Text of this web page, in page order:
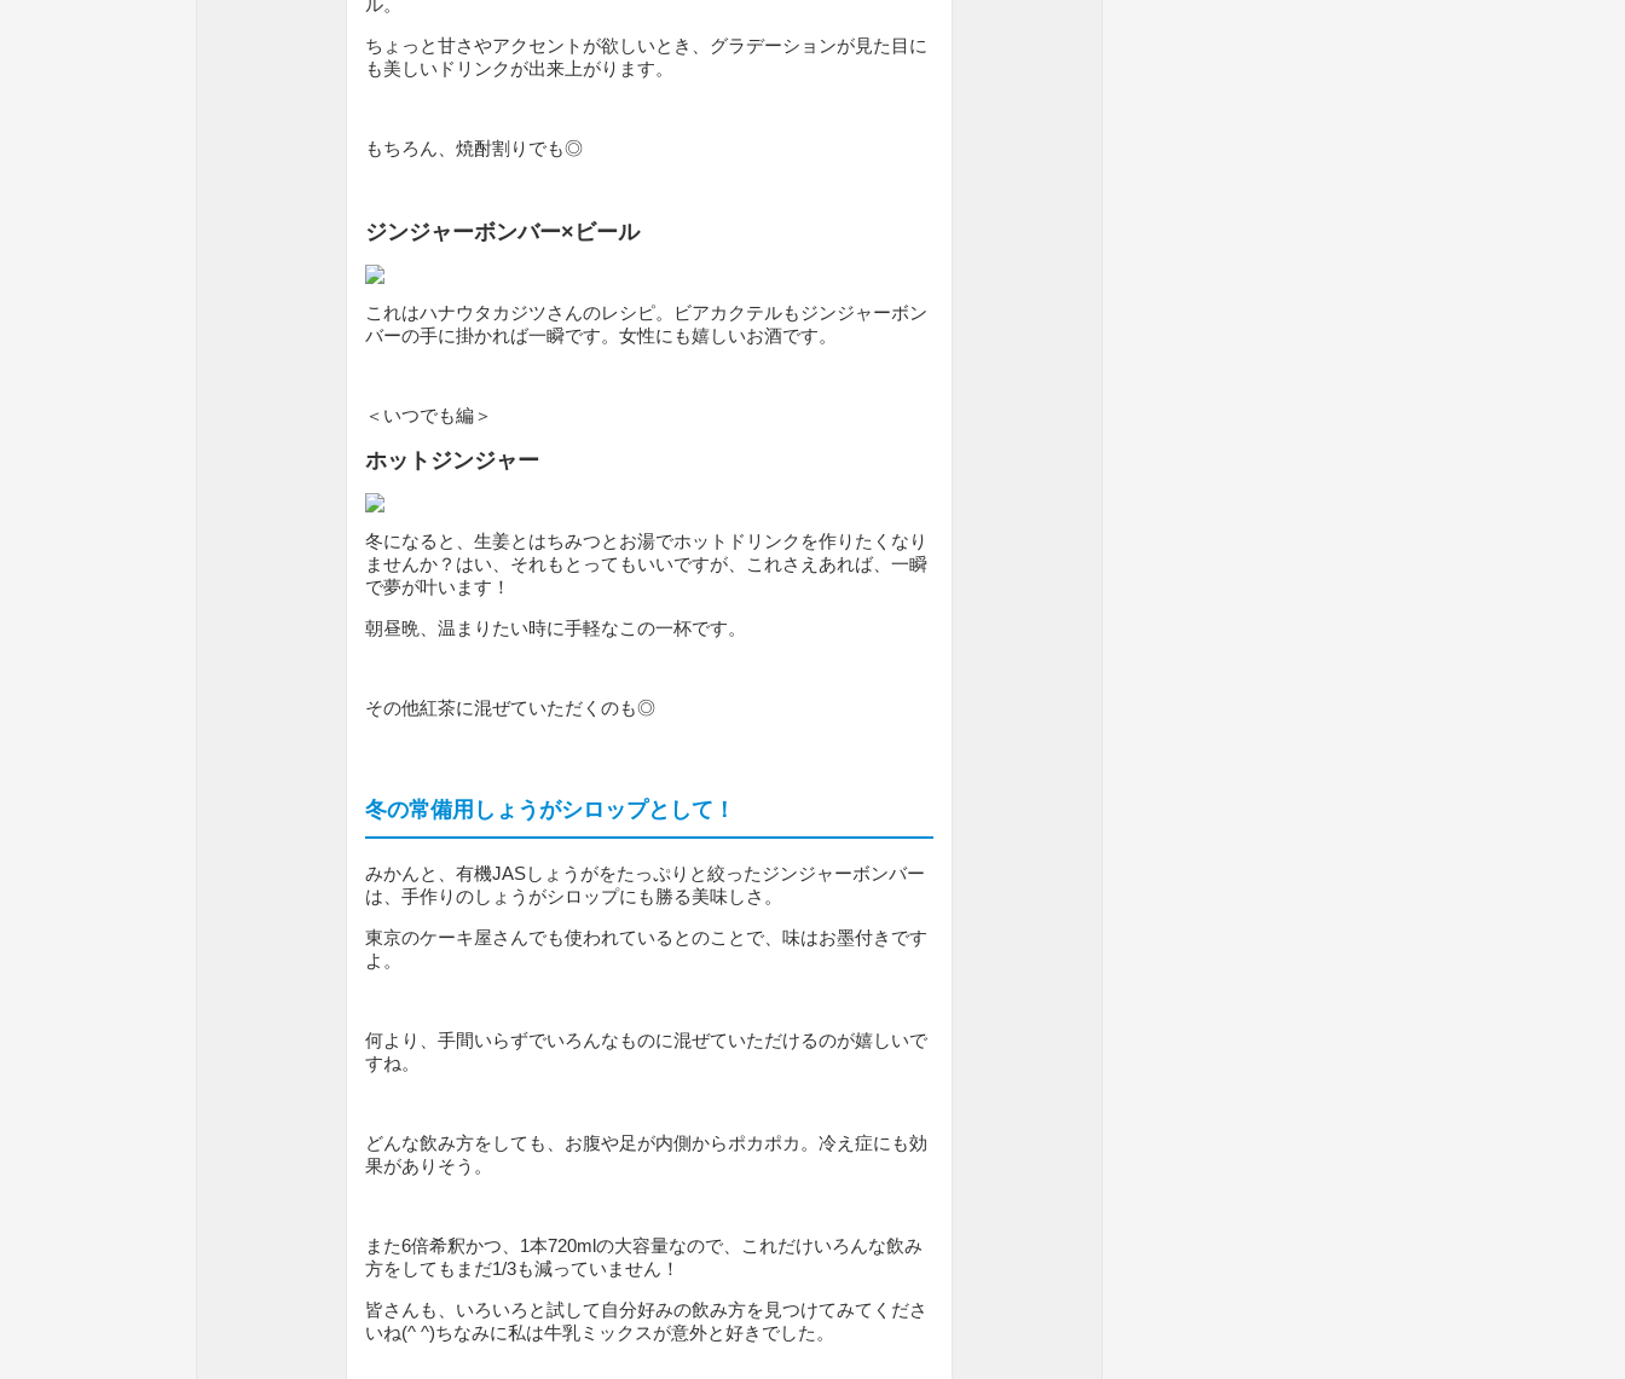
ちょっと甘さやアクセントが欲しいとき、グラデーションが見た目に
も美しいドリンクが出来上がります。
もちろん、焼酎割りでも◎
ジンジャーボンバー×ビール
これはハナウタカジツさんのレシピ。ビアカクテルもジンジャーボン
バーの手に掛かれば一瞬です。女性にも嬉しいお酒です。
＜いつでも編＞
ホットジンジャー
冬になると、生姜とはちみつとお湯でホットドリンクを作りたくなり
ませんか？はい、それもとってもいいですが、これさえあれば、一瞬
で夢が叶います！
朝昼晩、温まりたい時に手軽なこの一杯です。
その他紅茶に混ぜていただくのも◎
冬の常備用しょうがシロップとして！
みかんと、有機JASしょうがをたっぷりと絞ったジンジャーボンバー
は、手作りのしょうがシロップにも勝る美味しさ。
東京のケーキ屋さんでも使われているとのことで、味はお墨付きです
よ。
何より、手間いらずでいろんなものに混ぜていただけるのが嬉しいで
すね。
どんな飲み方をしても、お腹や足が内側からポカポカ。冷え症にも効
果がありそう。
また6倍希釈かつ、1本720mlの大容量なので、これだけいろんな飲み
方をしてもまだ1/3も減っていません！
皆さんも、いろいろと試して自分好みの飲み方を見つけてみてくださ
いね(^ ^)ちなみに私は牛乳ミックスが意外と好きでした。